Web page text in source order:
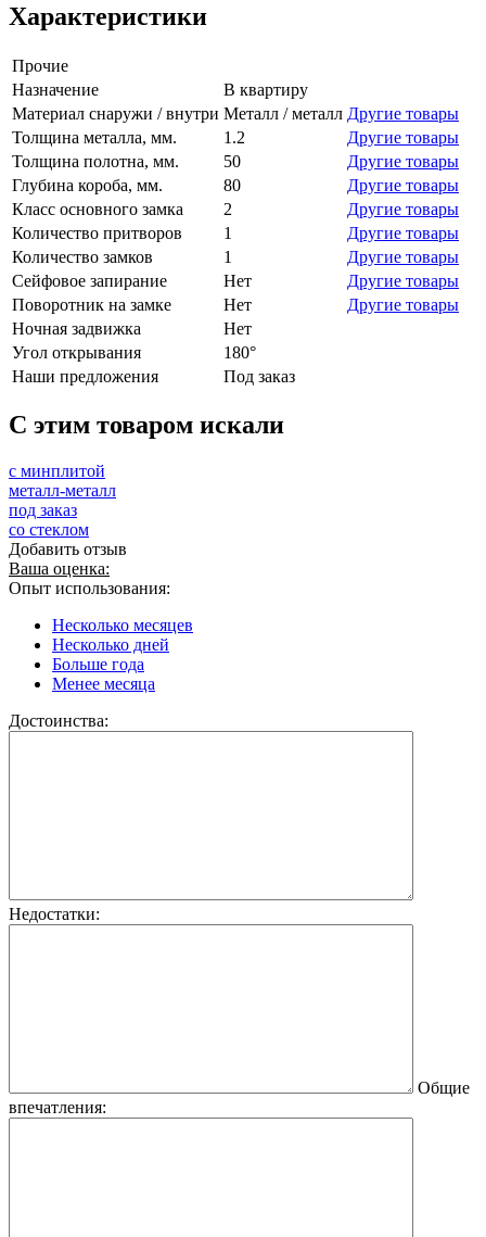
Характеристики
Прочие
Назначение
В квартиру
Материал снаружи / внутри Металл / металл Другие товары
Толщина металла, мм.
1.2
Другие товары
Толщина полотна, мм.
50
Другие товары
Глубина короба, мм.
80
Другие товары
Класс основного замка
2
Другие товары
Количество притворов
1
Другие товары
Количество замков
1
Другие товары
Сейфовое запирание
Нет
Другие товары
Поворотник на замке
Нет
Другие товары
Ночная задвижка
Нет
Угол открывания
180°
Наши предложения
Под заказ
C этим товаром искали
с минплитой
металл-металл
под заказ
со стеклом
Добавить отзыв
Ваша оценка:
Опыт использования:
Несколько месяцев
Несколько дней
Больше года
Менее месяца
Достоинства:
Недостатки:
Общие
впечатления: